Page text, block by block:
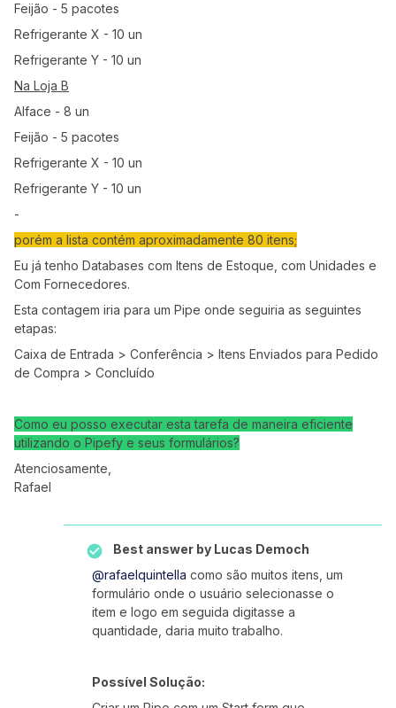
Feijão - 5 pacotes
Refrigerante X - 10 un
Refrigerante Y - 10 un
Na Loja B
Alface - 8 un
Feijão - 5 pacotes
Refrigerante X - 10 un
Refrigerante Y - 10 un
-
porém a lista contém aproximadamente 80 itens;
Eu já tenho Databases com Itens de Estoque, com Unidades e
Com Fornecedores.
Esta contagem iria para um Pipe onde seguiria as seguintes
etapas:
Caixa de Entrada > Conferência > Itens Enviados para Pedido
de Compra > Concluído
Como eu posso executar esta tarefa de maneira eficiente
utilizando o Pipefy e seus formulários?
Atenciosamente,
Rafael
Best answer by Lucas Democh
@rafaelquintella como são muitos itens, um
formulário onde o usuário selecionasse o
item e logo em seguida digitasse a
quantidade, daria muito trabalho.
Possível Solução: